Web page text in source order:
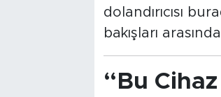
dolandırıcısı
bakışları
“Bu